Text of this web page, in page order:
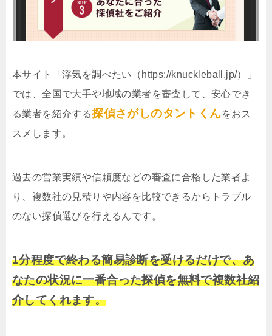
本サイト「浮気を調べたい（https://knuckleball.jp/）」
では、全国で大手や地域の業者を審査して、安心でき
る業者を紹介する探偵さがしのタントくんをおス
スメします。
過去の営業実績や信頼度などの審査に合格した業者よ
り、複数社の見積りや内容を比較できるからトラブル
のない探偵選びを行えるんです。
1分程度で終わる簡易診断を受けるだけで、あ
なたの状況に一番合った探偵を無料で複数社紹
介してくれます。